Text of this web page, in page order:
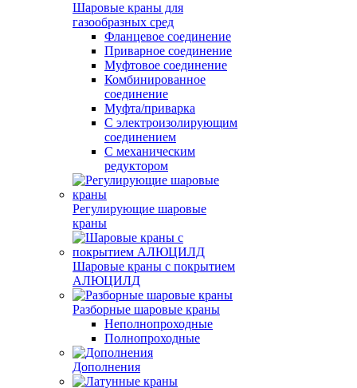
Шаровые краны для
газообразных сред
Фланцевое соединение
Приварное соединение
Муфтовое соединение
Комбинированное
соединение
Муфта/приварка
С электроизолирующим
соединением
С механическим
редуктором
Регулирующие шаровые
краны
Шаровые краны с покрытием
АЛЮЦИЛД
Разборные шаровые краны
Неполнопроходные
Полнопроходные
Дополнения